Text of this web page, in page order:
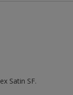
Satin SF.